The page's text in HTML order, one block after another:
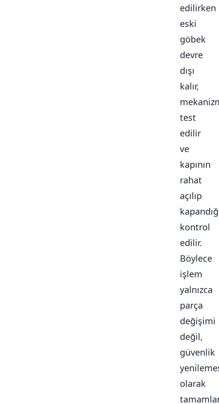
edilirken
eski
göbek
devre
dışı
kalır,
test
edilir
ve
kapının
rahat
açılıp
kontrol
edilir.
Böylece
işlem
yalnızca
parça
değişimi
değil,
güvenlik
olarak